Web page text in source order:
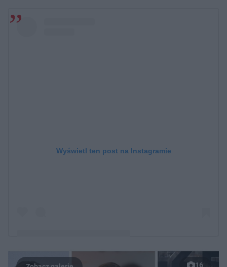
Wyświetl ten post na Instagramie
16